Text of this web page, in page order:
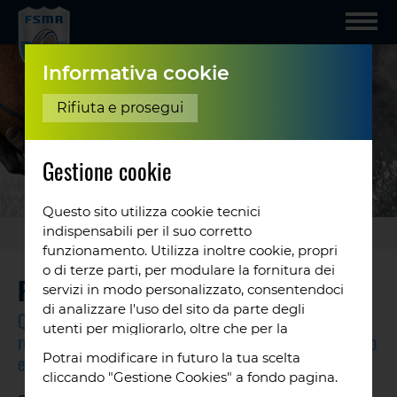
Rugby/Regole
REGOLAMENTO DI GIOCO RUGBY
Quelle qui elencate sono solo le regole principali del
rugby a 15, la versione più celebre e giocata nel mondo
ed in Italia.
Informativa cookie
Rifiuta e prosegui
Gestione cookie
Questo sito utilizza cookie tecnici
indispensabili per il suo corretto
funzionamento. Utilizza inoltre cookie, propri
o di terze parti, per modulare la fornitura dei
servizi in modo personalizzato, consentendoci
di analizzare l'uso del sito da parte degli
utenti per migliorarlo, oltre che per la
proposte o messaggi pubblicitari. Puoi
accettare tutti i cookie da noi utilizzati, o
Potrai modificare in futuro la tua scelta
cliccando "Gestione Cookies" a fondo pagina.